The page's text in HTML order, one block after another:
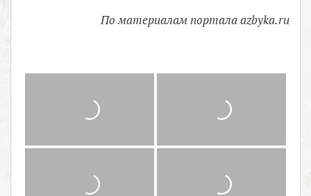
По материалам портала azbyka.ru